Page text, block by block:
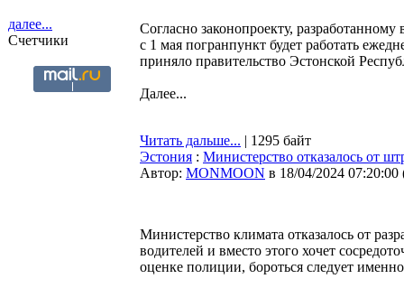
далее...
Счетчики
Согласно законопроекту,
с 1 мая погранпункт будет работать
приняло правительство Эстонской
Далее...
Читать дальше... | 1295 байт
Эстония : Министерство отказалось от
Автор: MONMOON в 18/04/2024 07:20:00
Министерство климата отказалось от
водителей и вместо этого хочет
оценке полиции, бороться следует